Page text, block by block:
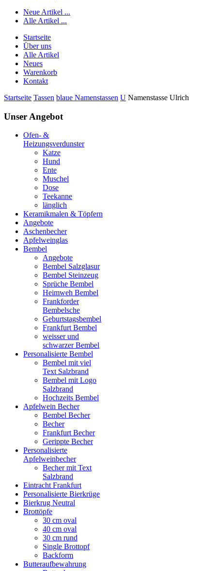
Neue Artikel ...
Alle Artikel ...
Startseite
Über uns
Alle Artikel
Neues
Warenkorb
Kontakt
Startseite Tassen blaue Namenstassen U Namenstasse Ulrich
Unser Angebot
Ofen- &
Heizungsverdunster
Katze
Hund
Ente
Muschel
Dose
Teekanne
länglich
Keramikmalen & Töpfern
Angebote
Aschenbecher
Apfelweinglas
Bembel
Angebote
Bembel Salzglasur
Bembel Steinzeug
Sprüche Bembel
Heimweh Bembel
Frankforder
Bembelsche
Geburtstagsbembel
Frankfurt Bembel
weisser und
schwarzer Bembel
Personalisierte Bembel
Bembel mit viel
Text Salzbrand
Bembel mit Logo
Salzbrand
Hochzeits Bembel
Apfelwein Becher
Bembel Becher
Becher
Frankfurt Becher
Gerippte Becher
Personalisierte
Apfelweinbecher
Becher mit Text
Salzbrand
Eintracht Frankfurt
Personalisierte Bierkrüge
Bierkrug Neutral
Brottöpfe
30 cm oval
40 cm oval
30 cm rund
Single Brottopf
Backform
Butteraufbewahrung